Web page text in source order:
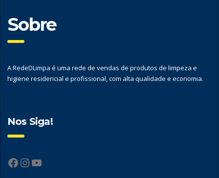
Sobre
A RedeDLimpa é uma rede de vendas de produtos de limpeza e
higiene residencial e profissional, com alta qualidade e economia.
Nos Siga!
Facebook
Instagram
YouTube